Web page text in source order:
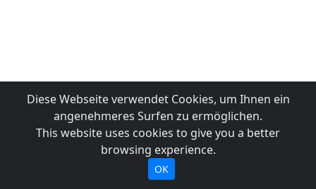
Diese Webseite verwendet Cookies, um Ihnen ein
angenehmeres Surfen zu ermöglichen.
This website uses cookies to give you a better
browsing experience.
OK